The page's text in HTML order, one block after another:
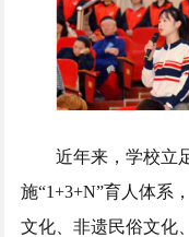
近年来，学校立
施“1+3+N”育人体系
文化、非遗民俗文化